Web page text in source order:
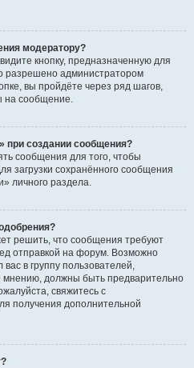
модератору?
кнопку, предназначенную для
разрешено администратором
вы пройдёте через ряд шагов,
на сообщение.
при создании сообщения?
сообщения для того, чтобы
загрузки сохранённого сообщения
личного раздела.
решить, что сообщения требуют
отправкой на форум. Возможно
в группу пользователей,
мнению, должны быть предварительно
свяжитесь с
получения дополнительной